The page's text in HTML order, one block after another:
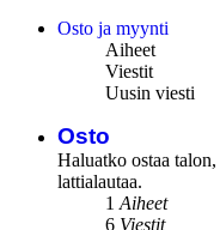
Osto ja myynti
Aiheet
Viestit
Uusin viesti
Osto
Haluatko ostaa
lattialautaa.
1Aiheet
6 Viestit